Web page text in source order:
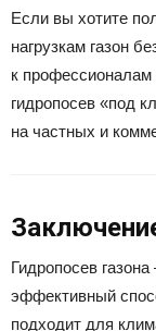
Если вы хотите
нагрузкам газон
к
гидропосев «под
на частных и
Гидропосев
эффективный
подходит для